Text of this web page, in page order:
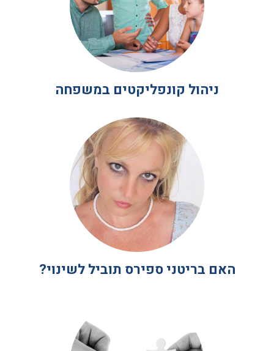
ניהול קונפליקטים במשפחה
האם בריטני ספירס תוביל לשינוי?